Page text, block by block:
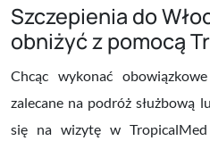
Szczepienia do
obniżyć z pomocą
Chcąc wykonać
zalecane na podróż służbową
się na wizytę w